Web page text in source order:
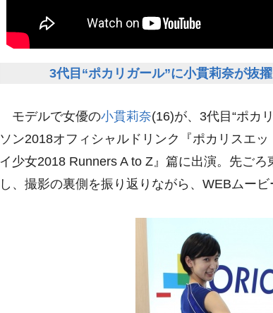
3代目“ポカリガール”に小貫莉奈が抜
モデルで女優の小貫莉奈(16)が、3代目“ポカ
ソン2018オフィシャルドリンク『ポカリスエ
イ少女2018 Runners A to Z』篇に出演。先ご
し、撮影の裏側を振り返りながら、WEBムービ